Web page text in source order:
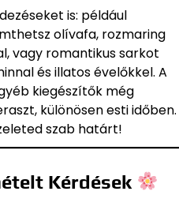
is: például
olívafa, rozmaring
vagy romantikus sarkot
és illatos évelőkkel. A
kiegészítők még
különösen esti időben.
szab határt!
Kérdések